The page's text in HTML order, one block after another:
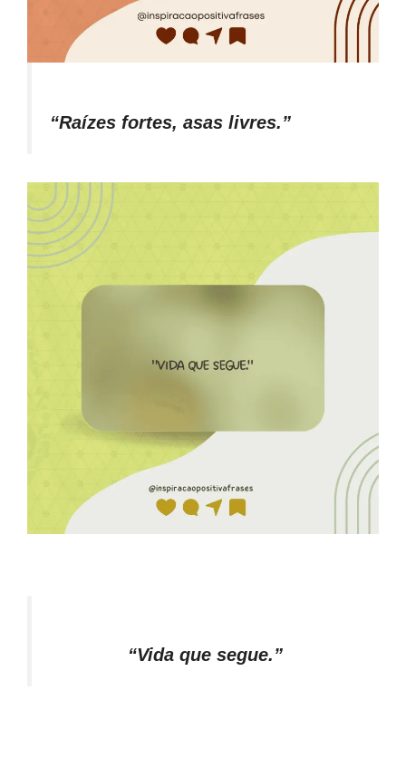
“Raízes fortes, asas livres.”
“Vida que segue.”